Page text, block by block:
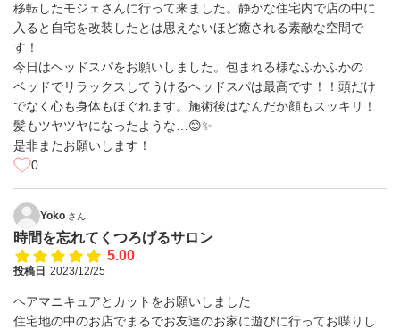
移転したモジェさんに行って来ました。静かな住宅内で店の中に
入ると自宅を改装したとは思えないほど癒される素敵な空間で
す！
今日はヘッドスパをお願いしました。包まれる様なふかふかの
ベッドでリラックスしてうけるヘッドスパは最高です！！頭だけ
でなく心も身体もほぐれます。施術後はなんだか顔もスッキリ！
髪もツヤツヤになったような…😊✨
是非またお願いします！
0
Yoko さん
時間を忘れてくつろげるサロン
5.00
投稿日 2023/12/25
ヘアマニキュアとカットをお願いしました
住宅地の中のお店でまるでお友達のお家に遊びに行ってお喋りし